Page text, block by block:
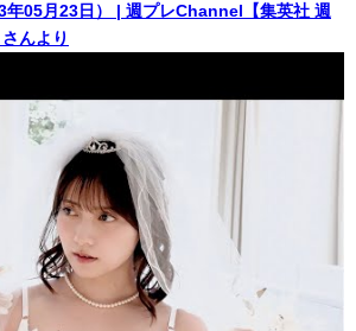
年05月23日） | 週プレChannel【集英社 週
んより